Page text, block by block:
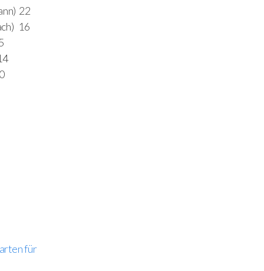
22
16
für